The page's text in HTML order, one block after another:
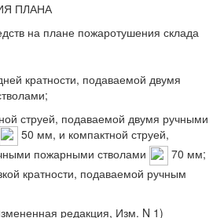
ПЛАНА
на плане пожаротушения склада
кратности, подаваемой двумя
струей, подаваемой двумя ручными
50 мм, и компактной струей,
пожарными стволами
70 мм;
кратности, подаваемой ручным
редакция, Изм. N 1)